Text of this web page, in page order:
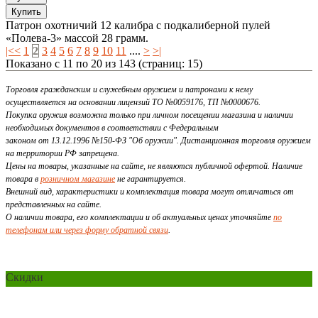
Патрон охотничий 12 калибра с подкалиберной пулей
«Полева-3» массой 28 грамм.
|<< 1 2 3 4 5 6 7 8 9 10 11 .... > >|
Показано с 11 по 20 из 143 (страниц: 15)
Торговля гражданским и служебным оружием и патронами к нему
осуществляется на основании лицензий ТО №0059176, ТП №0000676.
Покупка оружия возможна только при личном посещении магазина и наличии
необходимых документов в соответствии с Федеральным
законом от 13.12.1996 №150-ФЗ "Об оружии". Дистанционная торговля оружием
на территории РФ запрещена.
Цены на товары, указанные на сайте, не являются публичной офертой. Наличие
товара в розничном магазине не гарантируется.
Внешний вид, характеристики и комплектация товара могут отличаться от
представленных на сайте.
О наличии товара, его комплектации и об актуальных ценах уточняйте по
телефонам или через форму обратной связи.
Скидки